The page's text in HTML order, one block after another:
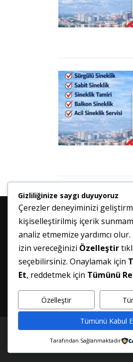
Gizliliğinize saygı duyuyoruz
Çerezler deneyiminizi
kişiselleştirilmiş içerik
analiz etmemize yardımcı
izin vereceğinizi Özelleştir
seçebilirsiniz. Onaylamak için
Et, reddetmek için Tümünü
Özelleştir
Tümünü Kabul
Tarafından Sağlanmaktadır